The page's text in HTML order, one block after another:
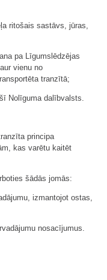
ritošais sastāvs, jūras,
pa Līgumslēdzējas
vienu no
tranzītā;
Nolīguma dalībvalsts.
principa
kas varētu kaitēt
šādās jomās:
izmantojot ostas,
nosacījumus.